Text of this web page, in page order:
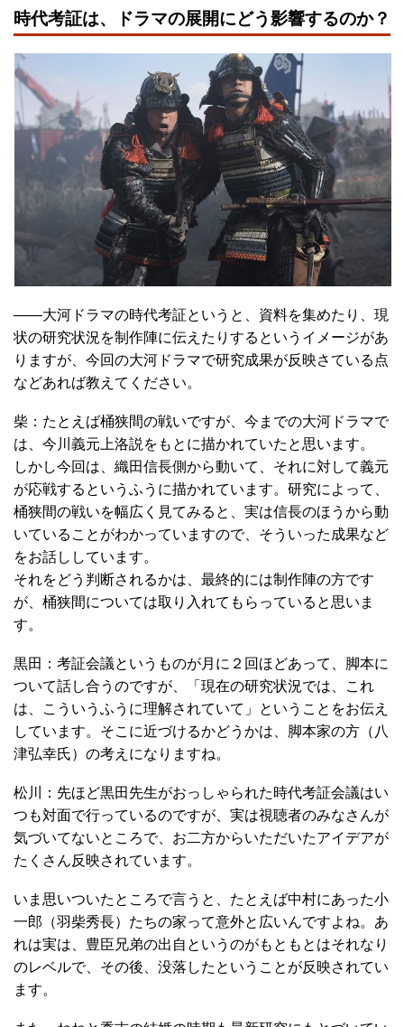
時代考証は、ドラマの展開にどう影響するのか？
――大河ドラマの時代考証というと、資料を集めたり、現
状の研究状況を制作陣に伝えたりするというイメージがあ
りますが、今回の大河ドラマで研究成果が反映さている点
などあれば教えてください。
柴：たとえば桶狭間の戦いですが、今までの大河ドラマで
は、今川義元上洛説をもとに描かれていたと思います。
しかし今回は、織田信長側から動いて、それに対して義元
が応戦するというふうに描かれています。研究によって、
桶狭間の戦いを幅広く見てみると、実は信長のほうから動
いていることがわかっていますので、そういった成果など
をお話ししています。
それをどう判断されるかは、最終的には制作陣の方です
が、桶狭間については取り入れてもらっていると思いま
す。
黒田：考証会議というものが月に２回ほどあって、脚本に
ついて話し合うのですが、「現在の研究状況では、これ
は、こういうふうに理解されていて」ということをお伝え
しています。そこに近づけるかどうかは、脚本家の方（八
津弘幸氏）の考えになりますね。
松川：先ほど黒田先生がおっしゃられた時代考証会議はい
つも対面で行っているのですが、実は視聴者のみなさんが
気づいてないところで、お二方からいただいたアイデアが
たくさん反映されています。
いま思いついたところで言うと、たとえば中村にあった小
一郎（羽柴秀長）たちの家って意外と広いんですよね。あ
れは実は、豊臣兄弟の出自というのがもともとはそれなり
のレベルで、その後、没落したということが反映されてい
ます。